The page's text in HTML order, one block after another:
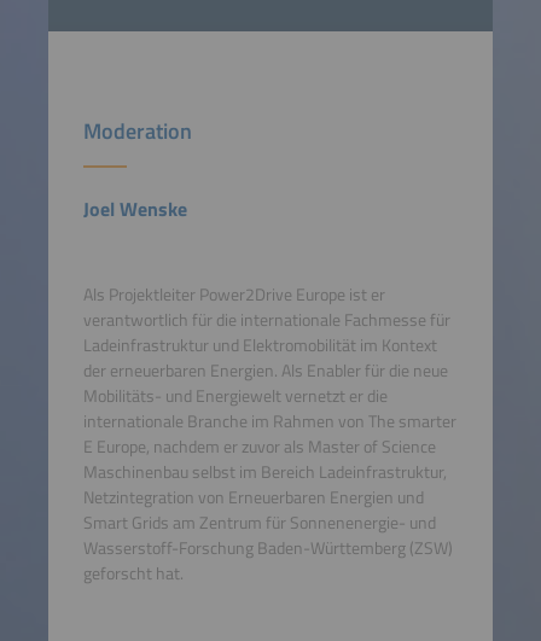
Moderation
Joel Wenske
Als Projektleiter Power2Drive Europe ist er
verantwortlich für die internationale Fachmesse für
Ladeinfrastruktur und Elektromobilität im Kontext
der erneuerbaren Energien. Als Enabler für die neue
Mobilitäts- und Energiewelt vernetzt er die
internationale Branche im Rahmen von The smarter
E Europe, nachdem er zuvor als Master of Science
Maschinenbau selbst im Bereich Ladeinfrastruktur,
Netzintegration von Erneuerbaren Energien und
Smart Grids am Zentrum für Sonnenenergie- und
Wasserstoff-Forschung Baden-Württemberg (ZSW)
geforscht hat.